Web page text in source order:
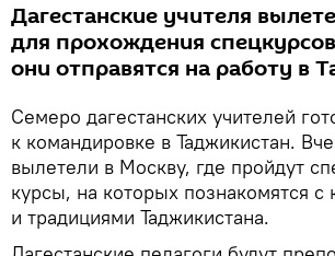
Дагестанские учителя
для прохождения
они отправятся на работу в
Семеро дагестанских учителей
к командировке в Таджикистан.
вылетели в Москву, где пройдут
курсы, на которых познакомятся с
и традициями Таджикистана.